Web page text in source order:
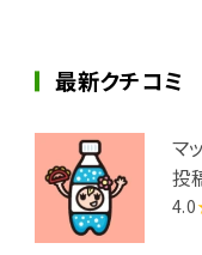
最新クチコミ
マ
投
4.0